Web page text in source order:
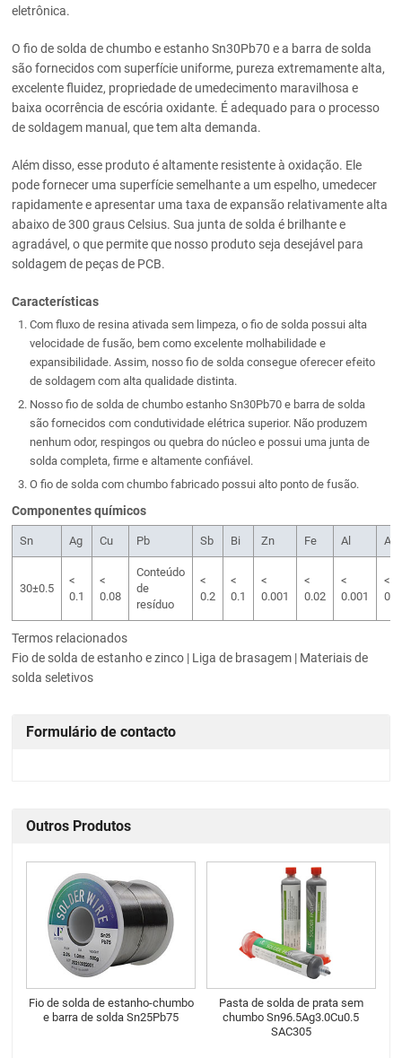
eletrônica.
O fio de solda de chumbo e estanho Sn30Pb70 e a barra de solda
são fornecidos com superfície uniforme, pureza extremamente alta,
excelente fluidez, propriedade de umedecimento maravilhosa e
baixa ocorrência de escória oxidante. É adequado para o processo
de soldagem manual, que tem alta demanda.
Além disso, esse produto é altamente resistente à oxidação. Ele
pode fornecer uma superfície semelhante a um espelho, umedecer
rapidamente e apresentar uma taxa de expansão relativamente alta
abaixo de 300 graus Celsius. Sua junta de solda é brilhante e
agradável, o que permite que nosso produto seja desejável para
soldagem de peças de PCB.
Características
Com fluxo de resina ativada sem limpeza, o fio de solda possui alta
velocidade de fusão, bem como excelente molhabilidade e
expansibilidade. Assim, nosso fio de solda consegue oferecer efeito
de soldagem com alta qualidade distinta.
Nosso fio de solda de chumbo estanho Sn30Pb70 e barra de solda
são fornecidos com condutividade elétrica superior. Não produzem
nenhum odor, respingos ou quebra do núcleo e possui uma junta de
solda completa, firme e altamente confiável.
O fio de solda com chumbo fabricado possui alto ponto de fusão.
Componentes químicos
Sn Ag Cu Pb Sb Bi Zn Fe Al As
30±0.5
<
0.1
<
0.08
Conteúdo
de
resíduo
<
0.2
<
0.1
<
0.001
<
0.02
<
0.001
<
Termos relacionados
Fio de solda de estanho e zinco | Liga de brasagem | Materiais de
solda seletivos
Formulário de contacto
Outros Produtos
Fio de solda de estanho-chumbo
e barra de solda Sn25Pb75
Pasta de solda de prata sem
chumbo Sn96.5Ag3.0Cu0.5
SAC305